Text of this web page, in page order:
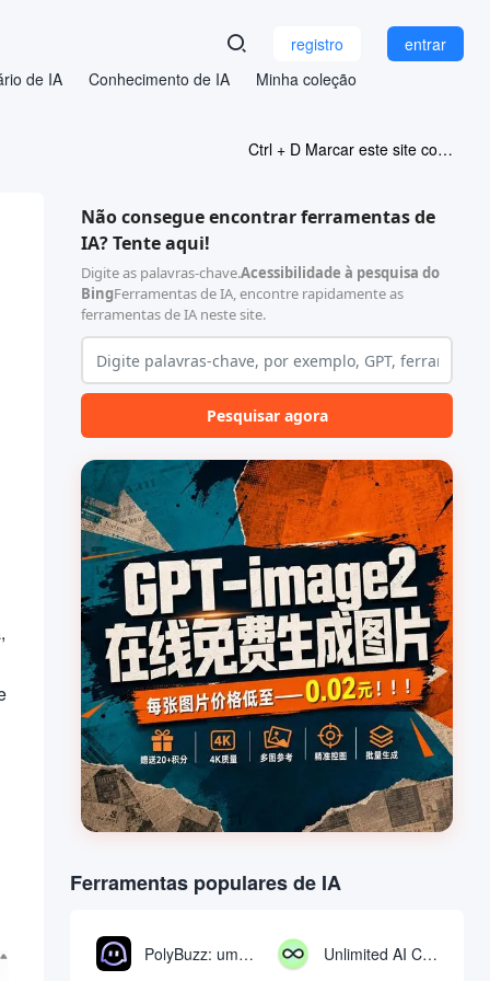
entrar
registro
de IA Conhecimento de IA
Minha coleção
Ctrl + D Marcar este site como favorito
Não consegue encontrar ferramentas de
IA? Tente aqui!
Digite as palavras-chave.Acessibilidade à pesquisa do
BingFerramentas de IA, encontre rapidamente as
ferramentas de IA neste site.
Pesquisar agora
Ferramentas populares de IA
PolyBuzz: uma plataforma gratuita de bate-papo e interpretação de papéis para interagir com personagens de IA Unlimited AI Chat: ferramenta gratuita e ilimitada de bate-papo com IA